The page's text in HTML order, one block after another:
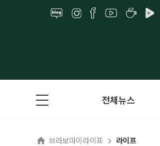
전체뉴스
브라보마이라이프 라이프